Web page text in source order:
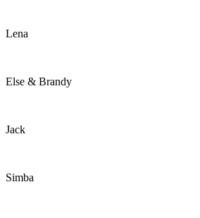
Lena
Else & Brandy
Jack
Simba